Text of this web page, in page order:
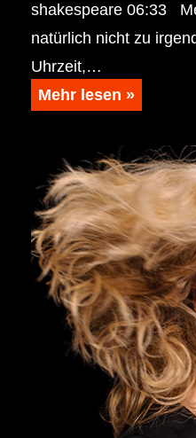
shakespeare 06:33
natürlich nicht zu
Uhrzeit,…
Mehr lesen »